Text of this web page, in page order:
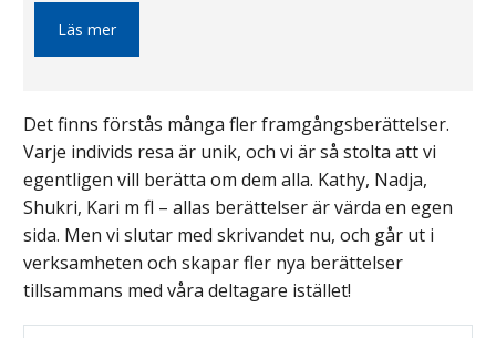
Läs mer
Det finns förstås många fler framgångsberättelser.
Varje individs resa är unik, och vi är så stolta att vi
egentligen vill berätta om dem alla. Kathy, Nadja,
Shukri, Kari m fl – allas berättelser är värda en egen
sida. Men vi slutar med skrivandet nu, och går ut i
verksamheten och skapar fler nya berättelser
tillsammans med våra deltagare istället!